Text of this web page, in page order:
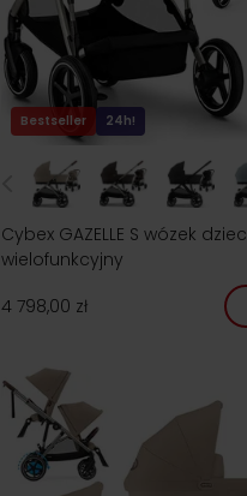
Bestseller 24h!
Cybex GAZELLE S wózek
wielofunkcyjny
4 798,00 zł